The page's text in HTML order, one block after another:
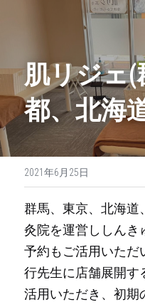
ネット集客のスタ
開業応援パックとは
まずはお問い合わせ
ネット集客強化プ
続して集
しんきゅう予約- プ
ご利用いただいた鍼
フリーセクション
肌リジェ(
都、北海
2021年6月25日
群馬、東京、北海道
灸院を運営ししんき
予約もご活用いただ
行先生に店舗展開す
活用いただき、初期